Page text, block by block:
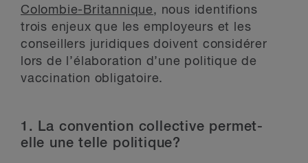
Colombie-Britannique, nous identifions
trois enjeux que les employeurs et les
conseillers juridiques doivent considérer
lors de l’élaboration d’une politique de
vaccination obligatoire.
1. La convention collective permet-
elle une telle politique?